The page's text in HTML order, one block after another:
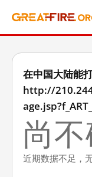
在中国大陆能
http://
尚不
近期数据不足，